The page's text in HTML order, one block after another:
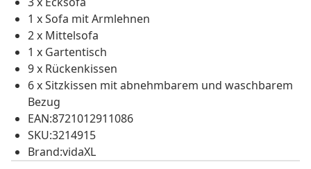
1 x Sofa mit Armlehnen
2 x Mittelsofa
1 x Gartentisch
9 x Rückenkissen
6 x Sitzkissen mit abnehmbarem und waschbarem
Bezug
EAN:8721012911086
SKU:3214915
Brand:vidaXL